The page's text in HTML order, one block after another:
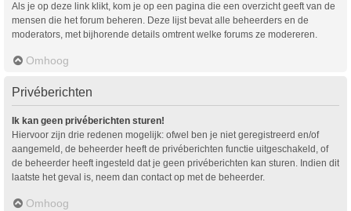
Als je op deze link klikt, kom je op een pagina die een overzicht geeft van de
mensen die het forum beheren. Deze lijst bevat alle beheerders en de
moderators, met bijhorende details omtrent welke forums ze modereren.
Omhoog
Privéberichten
Ik kan geen privéberichten sturen!
Hiervoor zijn drie redenen mogelijk: ofwel ben je niet geregistreerd en/of
aangemeld, de beheerder heeft de privéberichten functie uitgeschakeld, of
de beheerder heeft ingesteld dat je geen privéberichten kan sturen. Indien dit
laatste het geval is, neem dan contact op met de beheerder.
Omhoog